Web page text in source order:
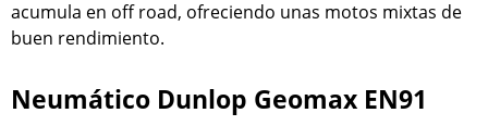
acumula en off road, ofreciendo unas motos mixtas de
buen rendimiento.
Neumático Dunlop Geomax EN91